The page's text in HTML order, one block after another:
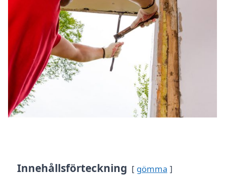
Innehållsförteckning gömma